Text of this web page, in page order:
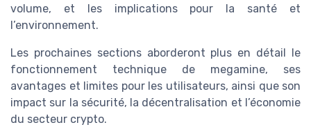
volume, et les implications pour la santé et
l’environnement.
Les prochaines sections aborderont plus en détail le
fonctionnement technique de megamine, ses
avantages et limites pour les utilisateurs, ainsi que son
impact sur la sécurité, la décentralisation et l’économie
du secteur crypto.